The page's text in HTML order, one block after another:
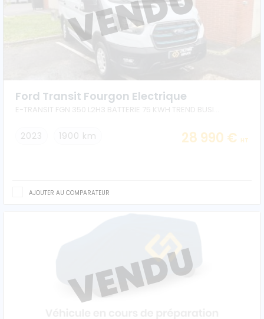
Ford Transit Fourgon Electrique
2023 1900 km 28 990 € HT
AJOUTER AU COMPARATEUR